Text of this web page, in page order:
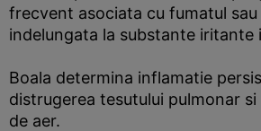
frecvent asociata cu fumatul sau
indelungata la substante iritante
Boala determina inflamatie
distrugerea tesutului pulmonar
de aer.